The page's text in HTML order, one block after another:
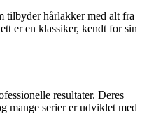
tilbyder hårlakker med alt fra
er en klassiker, kendt for sin
resultater. Deres
mange serier er udviklet med